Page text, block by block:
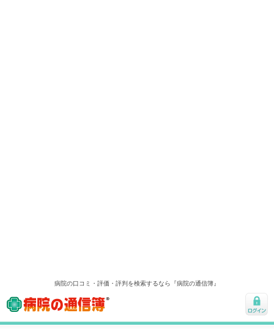
病院の口コミ・評価・評判を検索するなら『病院の通信簿』
病院の通信簿
ログ